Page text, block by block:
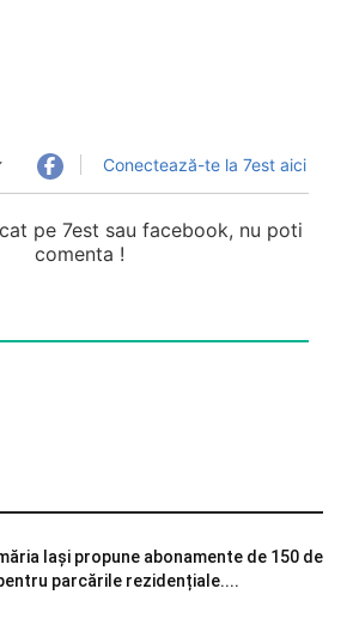
Conectează-te la 7est aici
pe 7est sau facebook, nu poti
comenta !
Iași propune abonamente de 150 de
parcările rezidențiale....